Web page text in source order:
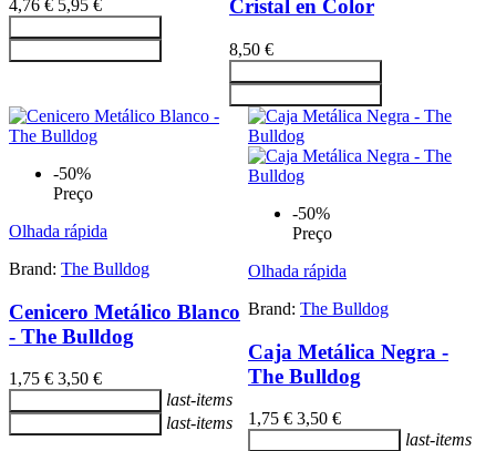
4,76 € 5,95 €
Cristal en Color
8,50 €
-50%
Preço
Olhada rápida
Brand: The Bulldog
Cenicero Metálico Blanco
- The Bulldog
1,75 € 3,50 €
last-items
last-items
-50%
Preço
Olhada rápida
Brand: The Bulldog
Caja Metálica Negra -
The Bulldog
1,75 € 3,50 €
last-items